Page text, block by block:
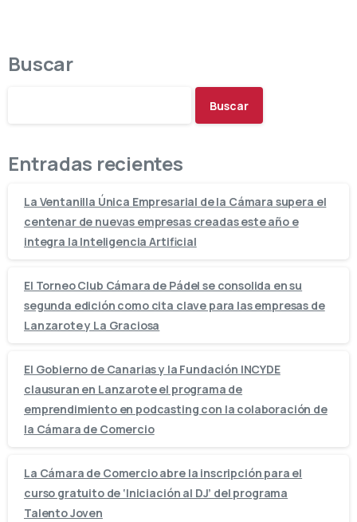
Buscar
Buscar
Entradas recientes
La Ventanilla Única Empresarial de la Cámara supera el
centenar de nuevas empresas creadas este año e
integra la Inteligencia Artificial
El Torneo Club Cámara de Pádel se consolida en su
segunda edición como cita clave para las empresas de
Lanzarote y La Graciosa
El Gobierno de Canarias y la Fundación INCYDE
clausuran en Lanzarote el programa de
emprendimiento en podcasting con la colaboración de
la Cámara de Comercio
La Cámara de Comercio abre la inscripción para el
curso gratuito de ‘Iniciación al DJ’ del programa
Talento Joven